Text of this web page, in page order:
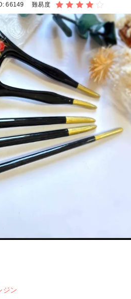
66149 難易度
ジン